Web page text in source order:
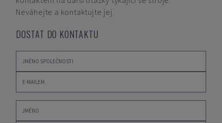
Neváhejte a kontaktujte jej.
DOSTAT DO KONTAKTU